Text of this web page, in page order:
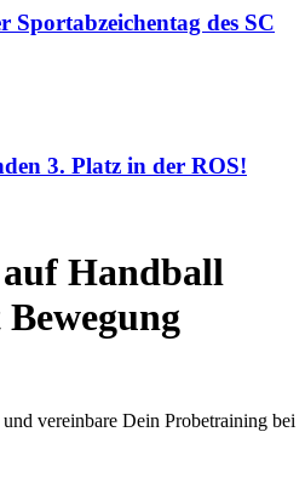
Sportabzeichentag des SC
3. Platz in der ROS!
Handball
Bewegung
vereinbare Dein Probetraining bei